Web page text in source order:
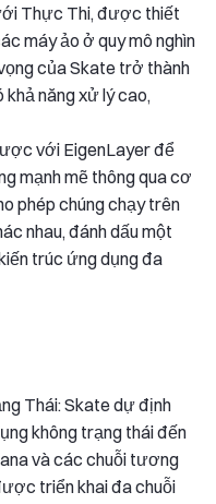
Thực Thi, được thiết
máy ảo ở quy mô nghìn
của Skate trở thành
năng xử lý cao,
với EigenLayer để
mạnh mẽ thông qua cơ
phép chúng chạy trên
nhau, đánh dấu một
trúc ứng dụng đa
Thái: Skate dự định
không trạng thái đến
và các chuỗi tương
triển khai đa chuỗi